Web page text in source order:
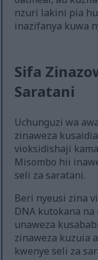
nzuri lakini pia
inazifanya kuwa
Sifa
Saratani
Uchunguzi wa
zinaweza
vioksidishaji
Misombo hii
seli za saratani.
Beri nyeusi zina
DNA kutokana
unaweza
zinaweza kuzuia
kwenye seli za